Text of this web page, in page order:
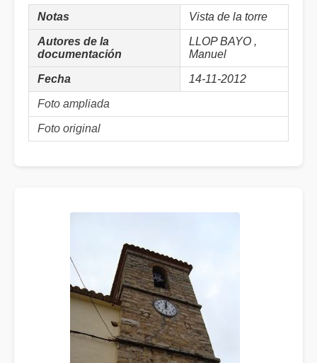
Notas Vista de la torre
Autores de la
documentación
LLOP BAYO ,
Manuel
Fecha 14-11-2012
Foto ampliada
Foto original